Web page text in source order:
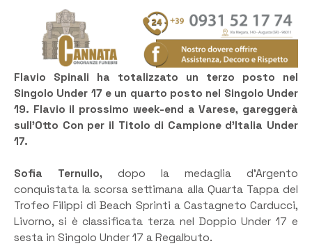
Flavio Spinali ha totalizzato un terzo posto nel
Singolo Under 17 e un quarto posto nel Singolo Under
19. Flavio il prossimo week-end a Varese, gareggerà
sull’Otto Con per il Titolo di Campione d’Italia Under
17.
Sofia Ternullo, dopo la medaglia d’Argento
conquistata la scorsa settimana alla Quarta Tappa del
Trofeo Filippi di Beach Sprinti a Castagneto Carducci,
Livorno, si è classificata terza nel Doppio Under 17 e
sesta in Singolo Under 17 a Regalbuto.